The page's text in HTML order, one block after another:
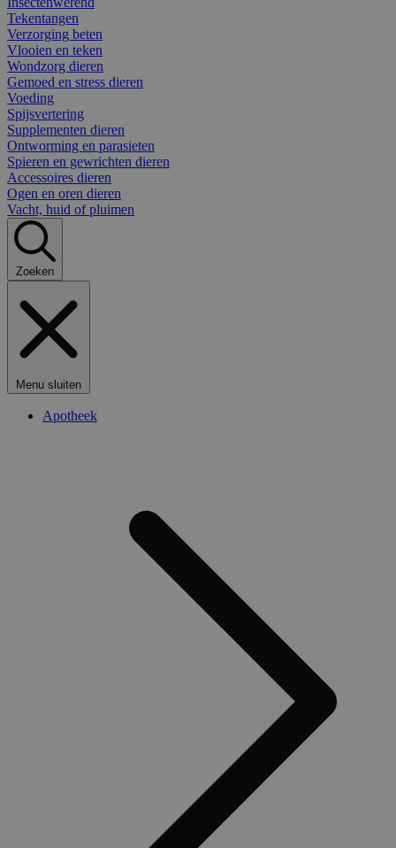
Tekentangen
Verzorging beten
Vlooien en teken
Wondzorg dieren
Gemoed en stress dieren
Voeding
Spijsvertering
Supplementen dieren
Ontworming en parasieten
Spieren en gewrichten dieren
Accessoires dieren
Ogen en oren dieren
Vacht, huid of pluimen
Zoeken
Menu sluiten
Apotheek